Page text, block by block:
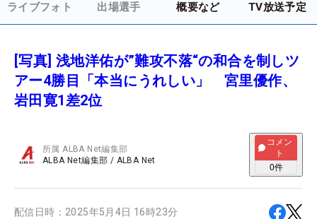
ライブフォト 出場選手 概要など TV放送予定
[写真] 浅地洋佑が”難攻不落“の和合を制しツ
アー4勝目「本当にうれしい」 宮里優作、
岩田寛1差2位
所属ALBA Net編集部
ALBA Net編集部 / ALBA Net
コメン
ト
0件
配信日時： 2025年5月4日 16時23分